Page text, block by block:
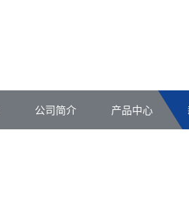
公司简介 产品中心